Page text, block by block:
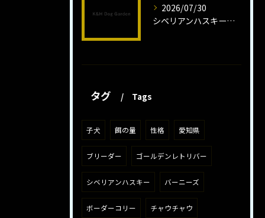
2026/07/30
シベリアンハスキー子犬の魅力と飼育法
タグ Tags
子犬 餌の量 性格 愛知県
ブリーダー ゴールデンレトリバー
シベリアンハスキー バーニーズ
ボーダーコリー チャウチャウ